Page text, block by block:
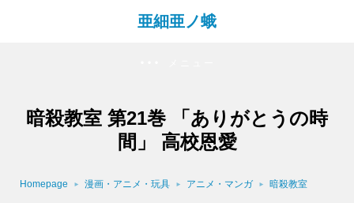
亜細亜ノ蛾
暗殺教室 第21巻 「ありがとうの時
間」 高校恩愛
Homepage 漫画・アニメ・玩具 アニメ・マンガ 暗殺教室